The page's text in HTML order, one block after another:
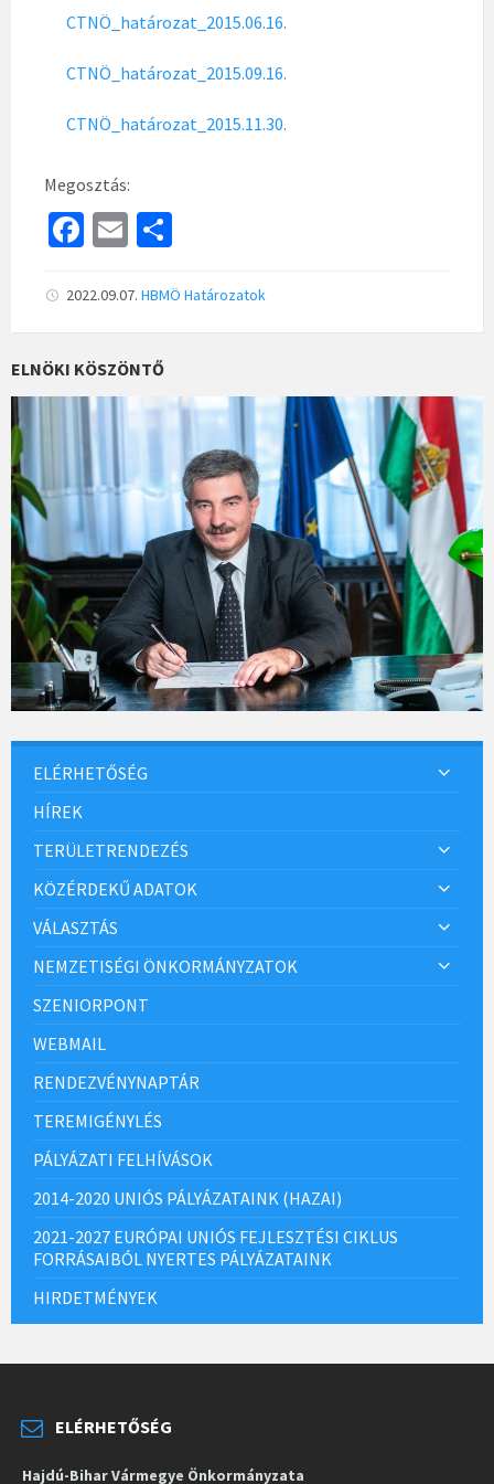
CTNÖ_határozat_2015.06.16.
CTNÖ_határozat_2015.09.16.
CTNÖ_határozat_2015.11.30.
Megosztás:
Fa
b
o
o
k
E
ai
l
ar
e
2022.09.07. HBMÖ Határozatok
ELNÖKI KÖSZÖNTŐ
ELÉRHETŐSÉG
HÍREK
TERÜLETRENDEZÉS
KÖZÉRDEKŰ ADATOK
VÁLASZTÁS
NEMZETISÉGI ÖNKORMÁNYZATOK
SZENIORPONT
WEBMAIL
RENDEZVÉNYNAPTÁR
TEREMIGÉNYLÉS
PÁLYÁZATI FELHÍVÁSOK
2014-2020 UNIÓS PÁLYÁZATAINK (HAZAI)
2021-2027 EURÓPAI UNIÓS FEJLESZTÉSI CIKLUS
FORRÁSAIBÓL NYERTES PÁLYÁZATAINK
HIRDETMÉNYEK
ELÉRHETŐSÉG
Hajdú-Bihar Vármegye Önkormányzata